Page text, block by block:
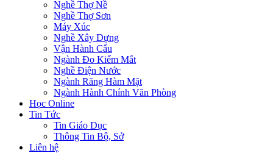
Nghề Thợ Nề
Nghề Thợ Sơn
Máy Xúc
Nghề Xây Dựng
Vận Hành Cẩu
Ngành Đo Kiểm Mắt
Nghề Điện Nước
Ngành Răng Hàm Mặt
Ngành Hành Chính Văn Phòng
Học Online
Tin Tức
Tin Giáo Dục
Thông Tin Bộ, Sở
Liên hệ